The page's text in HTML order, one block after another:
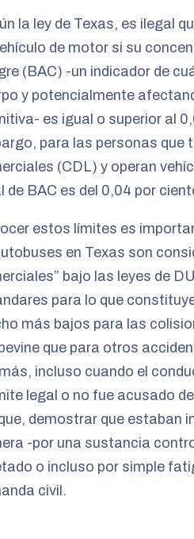
la ley de Texas, es ilegal
de motor si su
(BAC) -un indicador de
y potencialmente
es igual o superior al
para las personas que
(CDL) y operan
de BAC es del 0,04 por
estos límites es
en Texas son
bajo las leyes de
para lo que
más bajos para las
que para otros
incluso cuando el
legal o no fue acusado
demostrar que estaban
-por una sustancia
o incluso por simple
civil.